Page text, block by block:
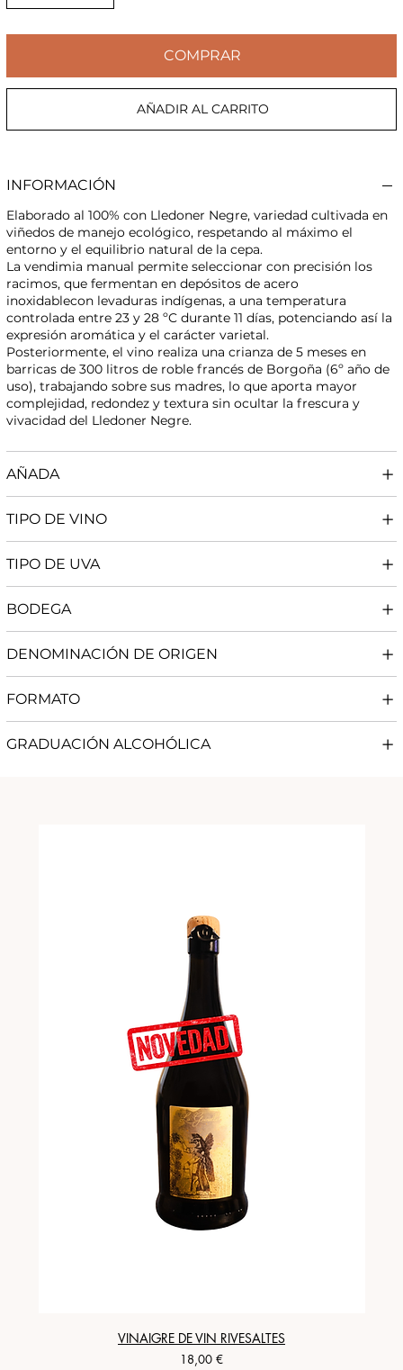
COMPRAR
AÑADIR AL CARRITO
INFORMACIÓN
Elaborado al 100% con Lledoner Negre, variedad cultivada en
viñedos de manejo ecológico, respetando al máximo el
entorno y el equilibrio natural de la cepa.
La vendimia manual permite seleccionar con precisión los
racimos, que fermentan en depósitos de acero
inoxidablecon levaduras indígenas, a una temperatura
controlada entre 23 y 28 ºC durante 11 días, potenciando así la
expresión aromática y el carácter varietal.
Posteriormente, el vino realiza una crianza de 5 meses en
barricas de 300 litros de roble francés de Borgoña (6º año de
uso), trabajando sobre sus madres, lo que aporta mayor
complejidad, redondez y textura sin ocultar la frescura y
vivacidad del Lledoner Negre.
AÑADA
TIPO DE VINO
TIPO DE UVA
BODEGA
DENOMINACIÓN DE ORIGEN
FORMATO
GRADUACIÓN ALCOHÓLICA
VINAIGRE DE VIN RIVESALTES
Precio
18,00 €